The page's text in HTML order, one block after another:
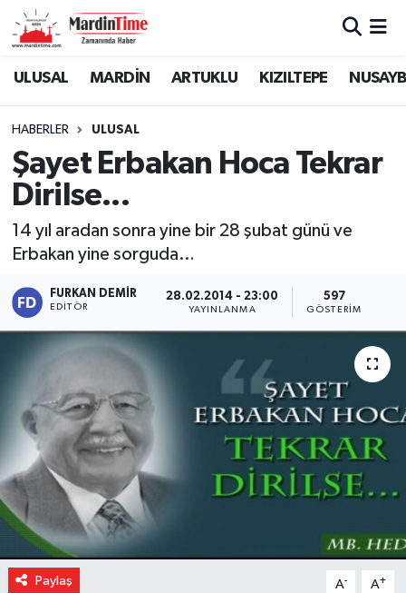
ULUSAL MARDİN ARTUKLU KIZILTEPE
HABERLER ULUSAL
Şayet Erbakan Hoca Tekrar
Dirilse...
14 yıl aradan sonra yine bir 28 şubat günü ve
Erbakan yine sorguda…
FURKAN DEMIR
EDITÖR
28.02.2014 - 23:00
YAYINLANMA
597
GÖSTERIM
Paylaş A- A+
Mardin Nöbetçi Eczaneler
Mardin Namaz Vakitleri
Mardin Trafik Yoğunluk Haritası
Süper Lig Puan Durumu ve Fikstür
Tüm Manşetler
Son Dakika Haberleri
Haber Arşivi